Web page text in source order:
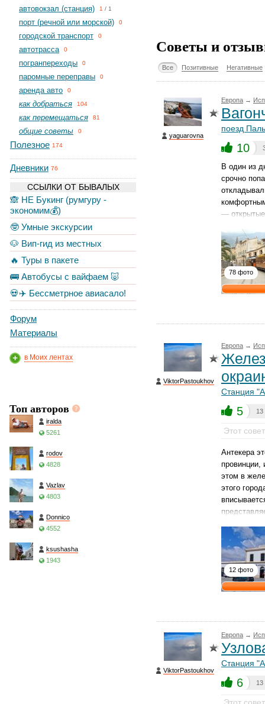
автовокзал (станция) 1 / 1
порт (речной или морской) 0
городской транспорт 0
автотрасса 0
погранпереходы 0
паромные переправы 0
аренда авто 0
как добраться 104
как перемещаться 81
общие советы 0
Полезное 174
Дневники 76
ССЫЛКИ ОТ БЫВАЛЫХ
🙈 НЕ Букинг (румгуру -
экономим💰)
🤓 Умные экскурсии
🐶 Вип-гид из местных
🔥 Туры в пакете
🚌 Автобусы с вайфаем 🐷
💀✈️ Бессметрное авиасало!
Форум
Материалы
в Моих лентах
Топ авторов
iralda
5261
rodov
4828
Vazlav
4803
Donnico
4552
ksushasha
1943
Советы и
Все Позитивные Негативные
yaguarovna
Европа →
поезд
10
В один из
срочно
— открытые
78 фото
ViktorPastoukhov
Европа →
Станция
5 13
Этот
Антекера
провинции,
этом в
этого
12 фото
ViktorPastoukhov
Европа →
Станция
6 13